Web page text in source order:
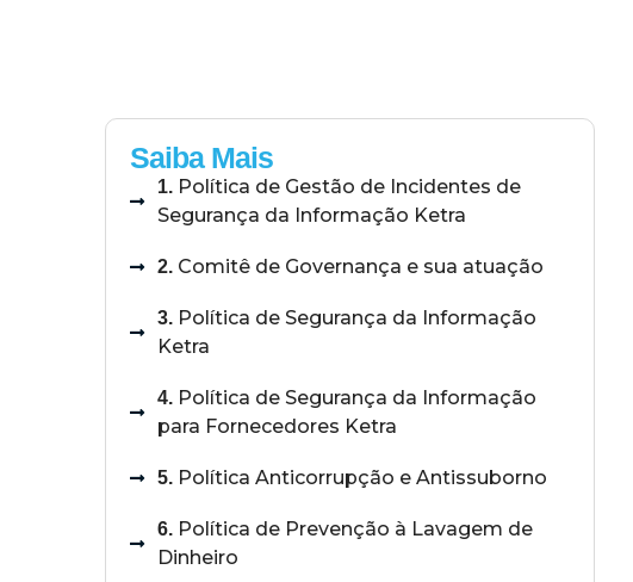
Saiba Mais
1.Política de Gestão de Incidentes de
Segurança da Informação Ketra
2.Comitê de Governança e sua atuação
3.Política de Segurança da Informação
Ketra
4.Política de Segurança da Informação
para Fornecedores Ketra
5.Política Anticorrupção e Antissuborno
6.Política de Prevenção à Lavagem de
Dinheiro